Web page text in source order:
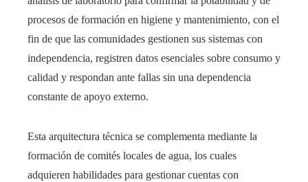
procesos de formación en higiene y mantenimiento, con el
fin de que las comunidades gestionen sus sistemas con
independencia, registren datos esenciales sobre consumo y
calidad y respondan ante fallas sin una dependencia
constante de apoyo externo.
Esta arquitectura técnica se complementa mediante la
formación de comités locales de agua, los cuales
adquieren habilidades para gestionar cuentas con